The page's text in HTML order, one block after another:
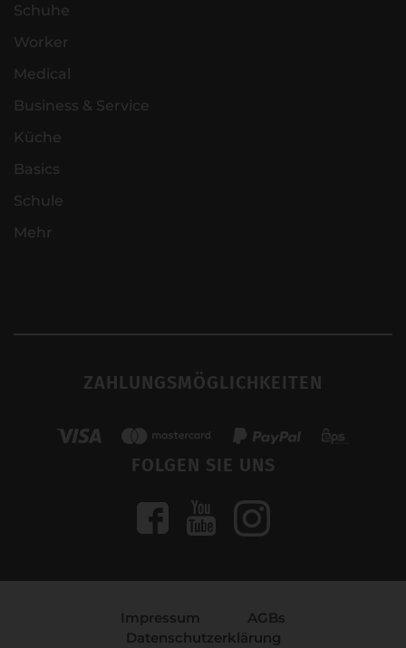
Schuhe
Worker
Medical
Business & Service
Küche
Basics
Schule
Mehr
ZAHLUNGSMÖGLICHKEITEN
FOLGEN SIE UNS
Impressum
AGBs
Datenschutzerklärung